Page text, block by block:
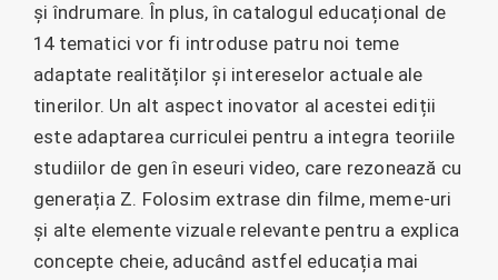
și îndrumare. În plus, în catalogul educațional de
14 tematici vor fi introduse patru noi teme
adaptate realităților și intereselor actuale ale
tinerilor. Un alt aspect inovator al acestei ediții
este adaptarea curriculei pentru a integra teoriile
studiilor de gen în eseuri video, care rezonează cu
generația Z. Folosim extrase din filme, meme-uri
și alte elemente vizuale relevante pentru a explica
concepte cheie, aducând astfel educația mai